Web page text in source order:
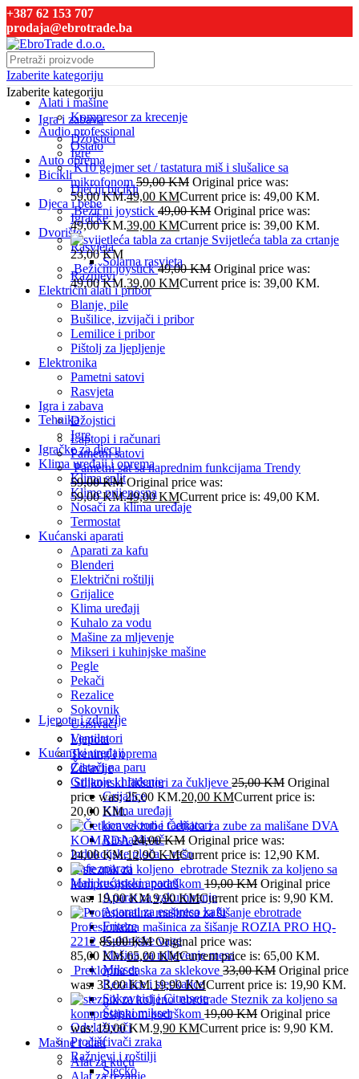
+387 62 153 707
prodaja@ebrotrade.ba
Izaberite kategoriju
Alati i mašine
Kompresor za krecenje
Audio professional
Ostalo
Auto oprema
Bicikli
Dječiji bicikli
Djeca i bebe
Igračke
Dvorište
Rasvjeta
Solarna rasvjeta
Raznjevi
Električni alati i pribor
Blanje, pile
Bušilice, izvijači i pribor
Lemilice i pribor
Pištolj za ljepljenje
Elektronika
Pametni satovi
Rasvjeta
Igra i zabava
Džojstici
Igre
Igračke za djecu
Klima uređaji i oprema
Klima split
Klime prijenosna
Nosači za klima uređaje
Termostat
Kućanski aparati
Aparati za kafu
Blenderi
Električni roštilji
Grijalice
Klima uređaji
Kuhalo za vodu
Mašine za mljevenje
Mikseri i kuhinjske mašine
Pegle
Pekači
Rezalice
Sokovnik
Usisivači
Ventilatori
Kućanski uređaji
Čistači na paru
Grijanje i hlađenje
Grijalice
Klima uređaji
konvektori i radijatori
Rashalđivač
Indukcijske ploča – rešo
Kafe aparati
Mali kućanski aparati
Aparat za vakumiranje
Aparati za esspreso kafu
Friteze
Kuhinjske vage
Mašina za mljevenje mesa
Mikser
Rezalice i sjeckalice
Sokovnici i Citrusete
Štapni mikser
Odvlaživači
Pročišćivači zraka
Ražnjevi i roštilji
Sjecko
Izaberite kategoriju
Igra i zabava
Džojstici
Igre
K10 gejmer set / tastatura miš i slušalice sa
mikrofonom59,00KM Original price was:
59,00 KM.49,00 KMCurrent price is: 49,00 KM.
Bežični joystick 49,00KM Original price was:
49,00 KM.39,00 KMCurrent price is: 39,00 KM.
Svijetleća tabla za crtanje
23,00KM
Bežični joystick49,00KM Original price was:
49,00 KM.39,00 KMCurrent price is: 39,00 KM.
Tehnika
Laptopi i računari
Pametni satovi
Pametni sat sa naprednim funkcijama Trendy
59,00KM Original price was:
59,00 KM.49,00KMCurrent price is: 49,00 KM.
Ljepota i zdravlje
Ljepota
Trening i oprema
Zdravlje
Silikonski fiksatori za čukljeve 25,00KM Original
price was: 25,00 KM.20,00 KMCurrent price is:
20,00 KM.
Četkica za zube za mališane DVA
KOMADA24,00KM Original price was:
24,00 KM.12,90KMCurrent price is: 12,90 KM.
Steznik za koljeno sa
kompresijskom podrškom 19,00KM Original price
was: 19,00 KM.9,90KMCurrent price is: 9,90 KM.
Profesionalna mašinica za šišanje ROZIA PRO HQ-
2212 85,00KM Original price was:
85,00 KM.65,00KMCurrent price is: 65,00 KM.
Preklopna daska za sklekove 33,00KM Original price
was: 33,00 KM.19,90KMCurrent price is: 19,90 KM.
Steznik za koljeno sa
kompresijskom podrškom 19,00KM Original price
was: 19,00 KM.9,90 KMCurrent price is: 9,90 KM.
Mašine i alati
Alat za kuću
Alat za rezanje